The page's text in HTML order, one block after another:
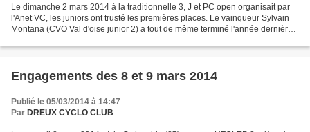
Le dimanche 2 mars 2014 à la traditionnelle 3, J et PC open organisait par
l'Anet VC, les juniors ont trusté les premières places. Le vainqueur Sylvain
Montana (CVO Val d'oise junior 2) a tout de même terminé l'année dernière
Engagements des 8 et 9 mars 2014
Publié le 05/03/2014 à 14:47
Par DREUX CYCLO CLUB